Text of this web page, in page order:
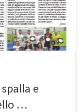
ormai una realtà […]
e
…